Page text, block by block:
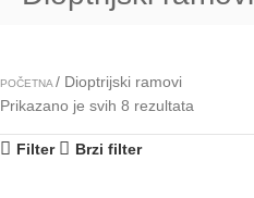
POČETNA
Dioptrijski ramovi
Prikazano je svih 8 rezultata
Filter Brzi filter